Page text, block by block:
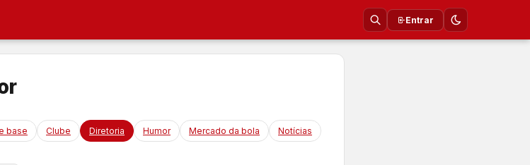
Entrar
base Clube Diretoria Humor Mercado da bola Notícias